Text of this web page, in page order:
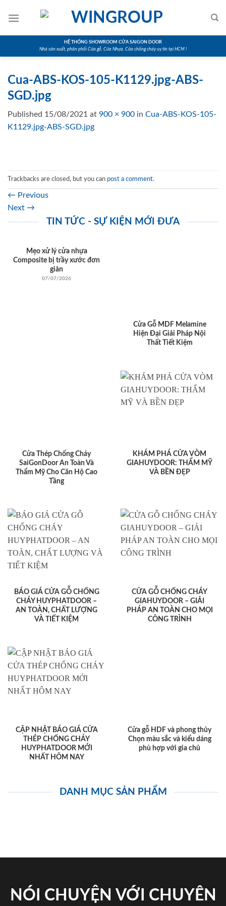
HỆ THỐNG SHOWROOM CỬA SAIGON DOOR
Nhà sản xuất, phân phối Cửa gỗ, Cửa Nhựa, Cửa chống cháy uy tín tại HCM !
Cua-ABS-KOS-105-K1129.jpg-ABS-
SGD.jpg
Published 15/08/2021 at 900 × 900 in Cua-ABS-KOS-105-
K1129.jpg-ABS-SGD.jpg
Trackbacks are closed, but you can post a comment.
← Previous
Next →
TIN TỨC - SỰ KIỆN MỚI ĐƯA
Mẹo xử lý cửa nhựa
Composite bị trầy xước đơn
giản
07/07/2026
Cửa Gỗ MDF Melamine
Hiện Đại Giải Pháp Nội
Thất Tiết Kiệm
Cửa Thép Chống Cháy
SaiGonDoor An Toàn Và
Thẩm Mỹ Cho Căn Hộ Cao
Tầng
KHÁM PHÁ CỬA VÒM
GIAHUYDOOR: THẨM MỸ
VÀ BỀN ĐẸP
BÁO GIÁ CỬA GỖ CHỐNG
CHÁY HUYPHATDOOR –
AN TOÀN, CHẤT LƯỢNG
VÀ TIẾT KIỆM
CỬA GỖ CHỐNG CHÁY
GIAHUYDOOR – GIẢI
PHÁP AN TOÀN CHO MỌI
CÔNG TRÌNH
CẬP NHẬT BÁO GIÁ CỬA
THÉP CHỐNG CHÁY
HUYPHATDOOR MỚI
NHẤT HÔM NAY
Cửa gỗ HDF và phong thủy
Chọn màu sắc và kiểu dáng
phù hợp với gia chủ
DANH MỤC SẢN PHẨM
NÓI CHUYỆN VỚI CHUYÊN